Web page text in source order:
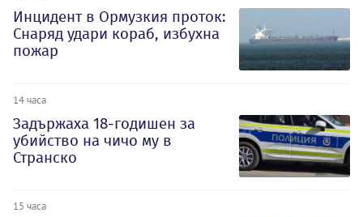
Инцидент в Ормузкия проток:
Снаряд удари кораб, избухна
пожар
14 часа
Задържаха 18-годишен за
убийство на чичо му в
Странско
15 часа